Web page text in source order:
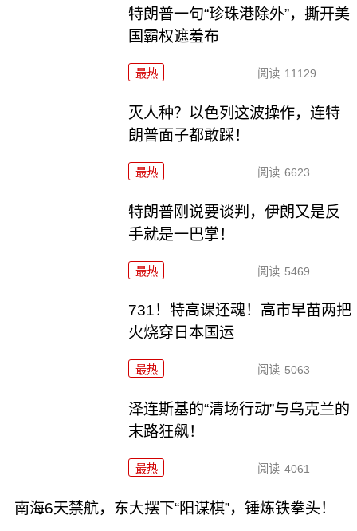
特朗普一句“珍珠港除外”，撕开美
国霸权遮羞布
最热 阅读 11129
灭人种？以色列这波操作，连特
朗普面子都敢踩！
最热 阅读 6623
特朗普刚说要谈判，伊朗又是反
手就是一巴掌！
最热 阅读 5469
731！特高课还魂！高市早苗两把
火烧穿日本国运
最热 阅读 5063
泽连斯基的“清场行动”与乌克兰的
末路狂飙！
最热 阅读 4061
南海6天禁航，东大摆下“阳谋棋”，锤炼铁拳头！